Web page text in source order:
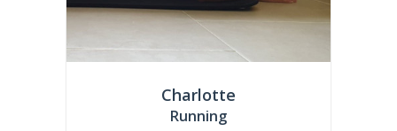
Charlotte
Running